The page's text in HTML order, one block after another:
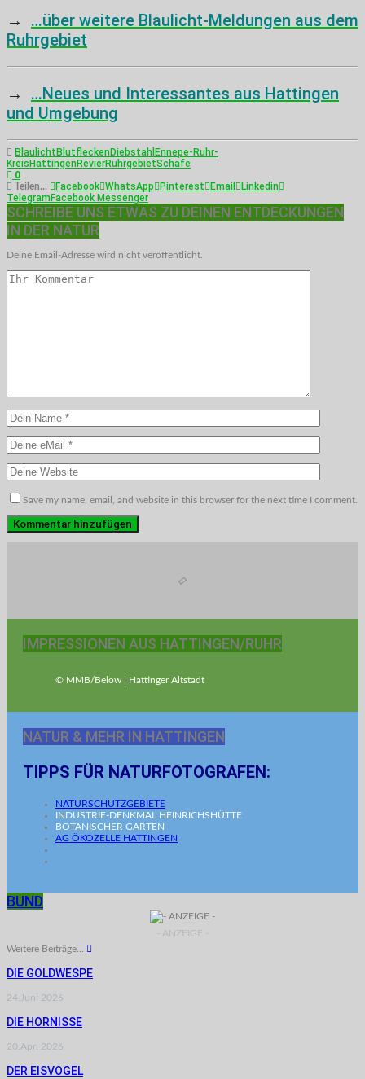
→ …über weitere Blaulicht-Meldungen aus dem
Ruhrgebiet
→ …Neues und Interessantes aus Hattingen
und Umgebung
Blaulicht BlutfleckenDiebstahl Ennepe-Ruhr-
Kreis HattingenRevierRuhrgebietSchafe
0
Teilen... Facebook WhatsApp Pinterest Email
Linkedin
TelegramFacebook Messenger
SCHREIBE UNS ETWAS ZU DEINEN ENTDECKUNGEN
IN DER NATUR
Deine Email-Adresse wird nicht veröffentlicht.
Save my name, email, and website in this browser for the next time I comment.
IMPRESSIONEN AUS HATTINGEN/RUHR
© MMB/Below | Hattinger Altstadt
NATUR & MEHR IN HATTINGEN
TIPPS FÜR NATURFOTOGRAFEN:
NATURSCHUTZGEBIETE
INDUSTRIE-DENKMAL HEINRICHSHÜTTE
BOTANISCHER GARTEN
AG ÖKOZELLE HATTINGEN
BUND
- ANZEIGE -
Weitere Beiträge...
DIE GOLDWESPE
24.Juni 2026
DIE HORNISSE
20.Apr. 2026
DER EISVOGEL